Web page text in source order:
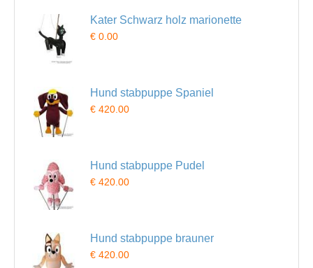
Kater Schwarz holz marionette
€ 0.00
Hund stabpuppe Spaniel
€ 420.00
Hund stabpuppe Pudel
€ 420.00
Hund stabpuppe brauner
€ 420.00